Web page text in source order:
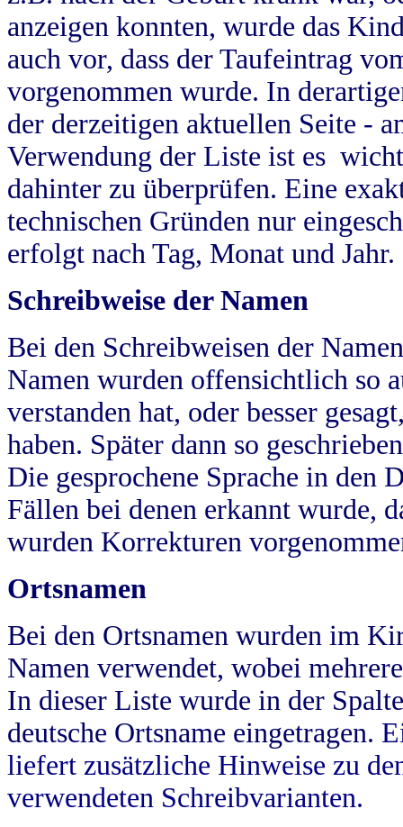
anzeigen konnten, wurde das
auch vor, dass der Taufeintrag
vorgenommen wurde. In
der derzeitigen aktuellen Seite -
Verwendung der Liste ist es
dahinter zu überprüfen. Eine
technischen Gründen nur
erfolgt nach Tag, Monat und Jahr.
Schreibweise der Namen
Bei den Schreibweisen der
Namen wurden offensichtlich so
verstanden hat, oder besser
haben. Später dann so
Die gesprochene Sprache in
Fällen bei denen erkannt wurde,
wurden Korrekturen
Ortsnamen
Bei den Ortsnamen wurden im
Namen verwendet, wobei
In dieser Liste wurde in der
deutsche Ortsname eingetragen.
liefert zusätzliche Hinweise zu
verwendeten Schreibvarianten.